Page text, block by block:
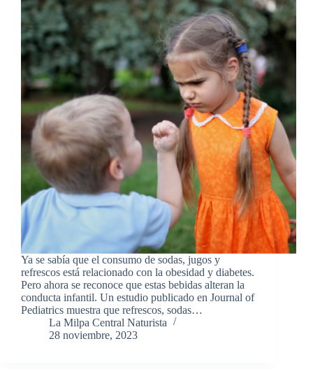
Ya se sabía que el consumo de sodas, jugos y
refrescos está relacionado con la obesidad y diabetes.
Pero ahora se reconoce que estas bebidas alteran la
conducta infantil. Un estudio publicado en Journal of
Pediatrics muestra que refrescos, sodas…
La Milpa Central Naturista
28 noviembre, 2023